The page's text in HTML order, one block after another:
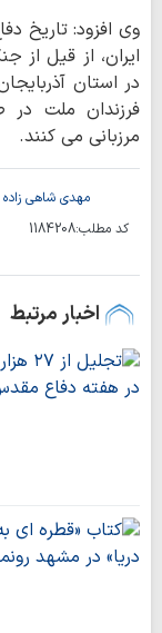
وی افزود: تاریخ
ایران، از قیل
در استان
فرزندان ملت در
مرزبانی می کنند.
مهدی شاهی زاده
کد مطلب:1184208
اخبار مرتبط